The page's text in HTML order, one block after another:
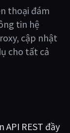
thoại đám
tin hệ
cập nhật
cho tất cả
REST đầy